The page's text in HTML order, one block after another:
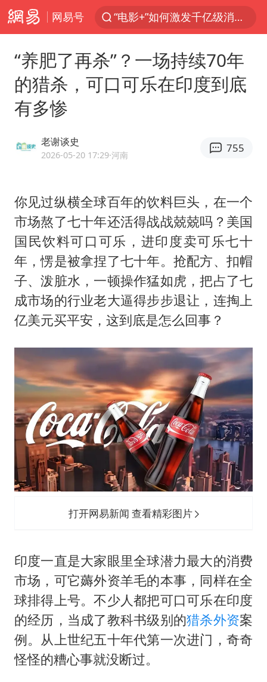
网易号
全球首个长时储能一体化产业园量产
台风白海豚已进入24小时警戒线
“秋天的第一杯奶茶”6岁了
中巨芯：上半年归母净利润1405.77万元
国乒男单横滨冠军赛全军覆没
U17国足三连胜晋级明日之星半决赛
胡彦斌获《歌手2026》歌王
胜宏科技：股票交易异常波动
美股存储板块集体大跌
东航：国内客票提前14天免费退改
日本试射“战斧”导弹，国防部回应
胡彦斌韩磊 谁帮谁
夯实基础开新局
“养肥了再杀”？一场持续70年
的猎杀，可口可乐在印度到底
有多惨
老谢谈史
2026-05-20 17:29·河南
755
你见过纵横全球百年的饮料巨头，在一个
市场熬了七十年还活得战战兢兢吗？美国
国民饮料可口可乐，进印度卖可乐七十
年，愣是被拿捏了七十年。抢配方、扣帽
子、泼脏水，一顿操作猛如虎，把占了七
成市场的行业老大逼得步步退让，连掏上
亿美元买平安，这到底是怎么回事？
打开网易新闻 查看精彩图片
印度一直是大家眼里全球潜力最大的消费
市场，可它薅外资羊毛的本事，同样在全
球排得上号。不少人都把可口可乐在印度
的经历，当成了教科书级别的猎杀外资案
例。从上世纪五十年代第一次进门，奇奇
怪怪的糟心事就没断过。